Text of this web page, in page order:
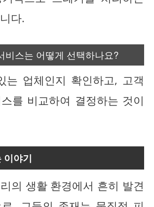
다.
비스는 어떻게 선택하나요?
는 업체인지 확인하고, 고객
를 비교하여 결정하는 것이
이야기
의 생활 환경에서 흔히 발견